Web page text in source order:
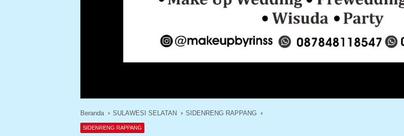
Beranda SULAWESI SELATAN SIDENRENG RAPPANG
SIDENRENG RAPPANG